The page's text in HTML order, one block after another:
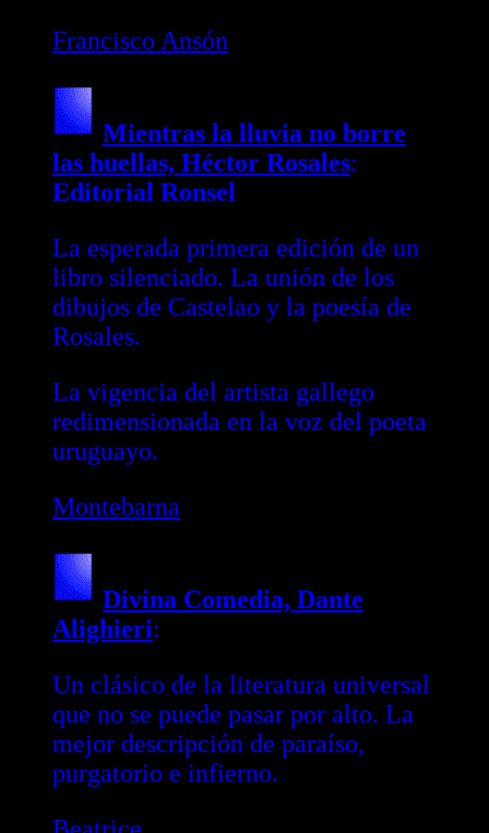
Francisco Ansón
Mientras la lluvia no borre
las huellas, Héctor Rosales:
Editorial Ronsel
La esperada primera edición de un
libro silenciado. La unión de los
dibujos de Castelao y la poesía de
Rosales.
La vigencia del artista gallego
redimensionada en la voz del poeta
uruguayo.
Montebarna
Divina Comedia, Dante
Alighieri:
Un clásico de la literatura universal
que no se puede pasar por alto. La
mejor descripción de paraíso,
purgatorio e infierno.